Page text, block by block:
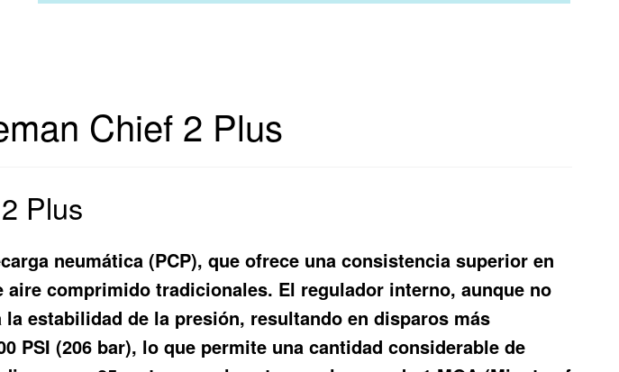
Chief 2 Plus
Plus
neumática (PCP), que ofrece una consistencia superior en
comprimido tradicionales. El regulador interno, aunque no
estabilidad de la presión, resultando en disparos más
PSI (206 bar), lo que permite una cantidad considerable de